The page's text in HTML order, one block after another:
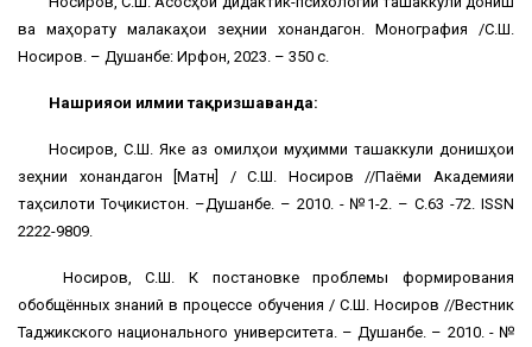
ва маҳорату малакаҳои зеҳнии хонандагон. Монография /С.Ш.
Носиров. – Душанбе: Ирфон, 2023. – 350 с.
Нашрияҳои илмии тақризшаванда:
Носиров, С.Ш. Яке аз омилҳои муҳимми ташаккули донишҳои
зеҳнии хонандагон [Матн] / С.Ш. Носиров //Паёми Академияи
таҳсилоти Тоҷикистон. –Душанбе. – 2010. - №1-2. – С.63 -72. ISSN
2222-9809.
Носиров, С.Ш. К постановке проблемы формирования
обобщённых знаний в процессе обучения / С.Ш. Носиров //Вестник
Таджикского национального университета. – Душанбе. – 2010. - №